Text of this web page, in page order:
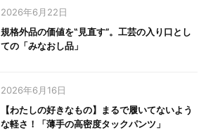
2026年6月22日
規格外品の価値を‟見直す”。工芸の入り口とし
ての「みなおし品」
2026年6月16日
【わたしの好きなもの】まるで履いてないよう
な軽さ！「薄手の高密度タックパンツ」